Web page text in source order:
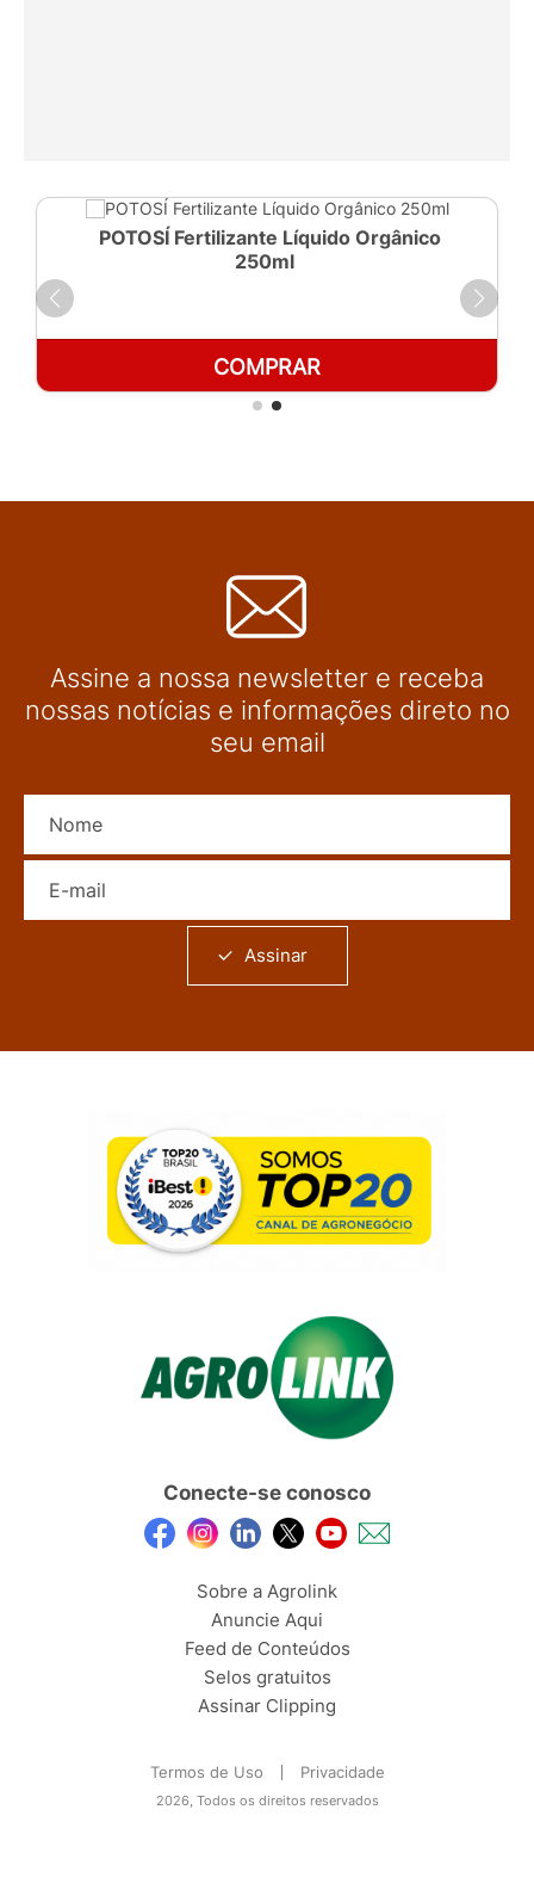
POTOSÍ Fertilizante Líquido Orgânico
250ml
COMPRAR
Assine a nossa newsletter e receba
nossas notícias e informações direto no
seu email
Assinar
Conecte-se conosco
Sobre a Agrolink
Anuncie Aqui
Feed de Conteúdos
Selos gratuitos
Assinar Clipping
Termos de Uso Privacidade
2026, Todos os direitos reservados